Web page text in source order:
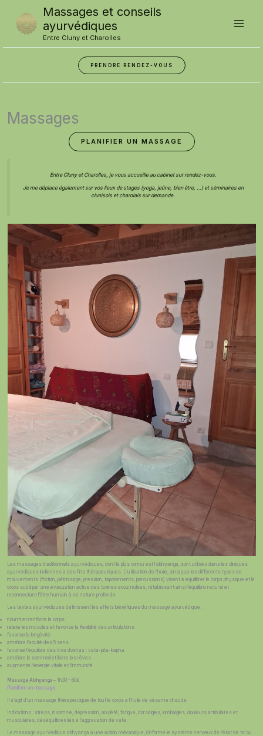
Massages et conseils
ayurvédiques
Entre Cluny et Charolles
PRENDRE RENDEZ-VOUS
Massages
PLANIFIER UN MASSAGE
Entre Cluny et Charolles, je vous accueille au cabinet sur rendez-vous.
Je me déplace également sur vos lieux de stages (yoga, jeûne, bien être, …) et séminaires en
clunisois et charolais sur demande.
Les massages traditionnels ayurvédiques, dont le plus connu est l’abhyanga, sont utilisés dans les cliniques
ayurvédiques indiennes à des fins thérapeutiques. L’utilisation de l’huile, ainsi que les différents types de
mouvements (friction, pétrissage, pression, tapotements, percussions) visent à équilibrer le corps physique et le
corps subtil par une évacuation active des toxines accumulées, rétablissant ainsi l’équilibre naturel et
reconnectant l’être humain à sa nature profonde.
Les textes ayurvédiques définissent les effets bénéfiques du massage ayurvédique :
nourrit et renforce le corps
relaxe les muscles et favorise la flexibilité des articulations
favorise la longévité
améliore l’acuité des 5 sens
favorise l’équilibre des trois doshas : vata-pita-kapha
améliore le sommeil et libère les rêves
augmente l’énergie vitale et l’immunité
Massage Abhyanga– 1h30 – 80€
Planifier un massage
Il s’agit d’un massage thérapeutique de tout le corps à l’huile de sésame chaude
Indications : stress, insomnie, dépression, anxiété, fatigue, dorsalgies, lombalgies, douleurs articulaires et
musculaires, déséquilibres liés à l’aggravation de vata.
Le massage ayurvédique abhyanga a une action mécanique, il informe le système nerveux de l’état de tel ou